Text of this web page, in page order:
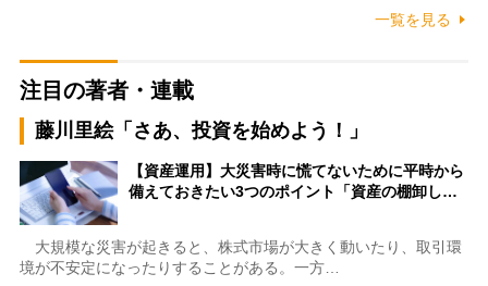
一覧を見る
注目の著者・連載
藤川里絵「さあ、投資を始めよう！」
【資産運用】大災害時に慌てないために平時から
備えておきたい3つのポイント「資産の棚卸し…
大規模な災害が起きると、株式市場が大きく動いたり、取引環
境が不安定になったりすることがある。一方…